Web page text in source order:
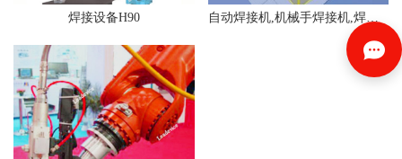
焊接设备H90 自动焊接机,机械手焊接机,焊接工装